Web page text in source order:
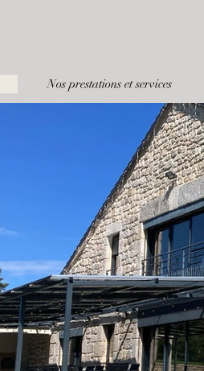
Nos prestations et services